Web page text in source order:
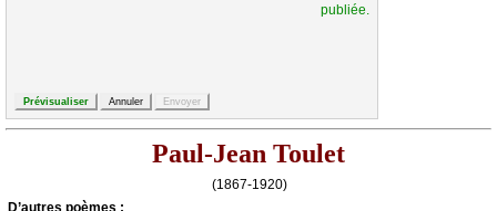
publiée.
Paul-Jean Toulet
(1867-1920)
D’autrеs pоèmеs :